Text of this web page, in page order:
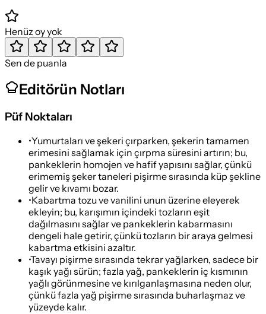
Henüz oy yok
Sen de puanla
Editörün Notları
Püf Noktaları
•Yumurtaları ve şekeri çırparken, şekerin tamamen
erimesini sağlamak için çırpma süresini artırın; bu,
pankeklerin homojen ve hafif yapısını sağlar, çünkü
erimemiş şeker taneleri pişirme sırasında küp şekline
gelir ve kıvamı bozar.
•Kabartma tozu ve vanilini unun üzerine eleyerek
ekleyin; bu, karışımın içindeki tozların eşit
dağılmasını sağlar ve pankeklerin kabarmasını
dengeli hale getirir, çünkü tozların bir araya gelmesi
kabartma etkisini azaltır.
•Tavayı pişirme sırasında tekrar yağlarken, sadece bir
kaşık yağı sürün; fazla yağ, pankeklerin iç kısmının
yağlı görünmesine ve kırılganlaşmasına neden olur,
çünkü fazla yağ pişirme sırasında buharlaşmaz ve
yüzeyde kalır.